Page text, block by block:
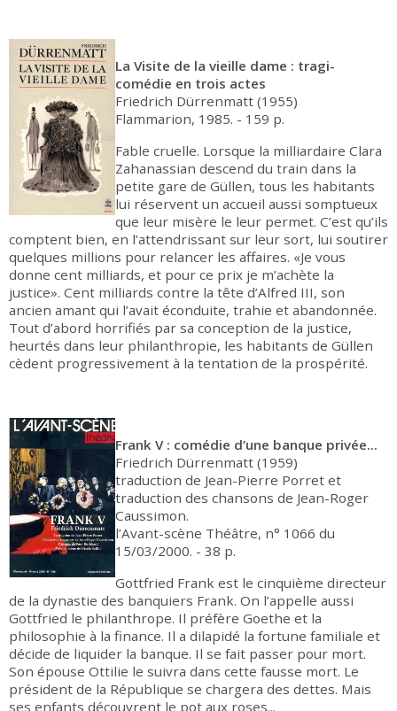
La Visite de la vieille dame : tragi-
comédie en trois actes
Friedrich Dürrenmatt (1955)
Flammarion, 1985. - 159 p.
Fable cruelle. Lorsque la milliardaire Clara
Zahanassian descend du train dans la
petite gare de Güllen, tous les habitants
lui réservent un accueil aussi somptueux
que leur misère le leur permet. C’est qu’ils
comptent bien, en l’attendrissant sur leur sort, lui soutirer
quelques millions pour relancer les affaires. «Je vous
donne cent milliards, et pour ce prix je m’achète la
justice». Cent milliards contre la tête d’Alfred III, son
ancien amant qui l’avait éconduite, trahie et abandonnée.
Tout d’abord horrifiés par sa conception de la justice,
heurtés dans leur philanthropie, les habitants de Güllen
cèdent progressivement à la tentation de la prospérité.
Frank V : comédie d’une banque privée...
Friedrich Dürrenmatt (1959)
traduction de Jean-Pierre Porret et
traduction des chansons de Jean-Roger
Caussimon.
l’Avant-scène Théâtre, n° 1066 du
15/03/2000. - 38 p.
Gottfried Frank est le cinquième directeur
de la dynastie des banquiers Frank. On l’appelle aussi
Gottfried le philanthrope. Il préfère Goethe et la
philosophie à la finance. Il a dilapidé la fortune familiale et
décide de liquider la banque. Il se fait passer pour mort.
Son épouse Ottilie le suivra dans cette fausse mort. Le
président de la République se chargera des dettes. Mais
ses enfants découvrent le pot aux roses...